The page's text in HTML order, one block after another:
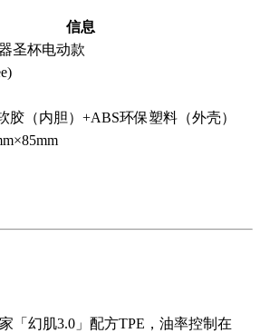
信息
圣杯电动款
胶（内胆）+ABS环保塑料（外壳）
「幻肌3.0」配方TPE，油率控制在